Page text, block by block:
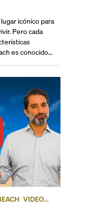
de restaurantes en el interior y al aire libre, un centro comercial, un salón exclusivo para propietarios donde se sirven desayunos continentales y cócteles, servicio de cobertura, conserjería las 24 horas y los 7 días de la semana y más. Los propietarios también pueden alquilar sus unidades a través del programa de alquiler del hotel. Aquí, puedes consultar las residencias disponibles en Fontainebleau II Tresor para venta y alquiler. --- ## Y el ganador del mejor condominio en Mid-Beach más lujoso es . . . --- ## 1\. Faena House – 3315 Collins Avenue, Mid-Beach Precio medio de venta: $5.000/ft² Este elegante edificio de ultralujo es el corazón de lo que ahora se ha convertido en el famoso Distrito Faena de Mid-Beach. Este edificio situado frente al mar cuenta con 41 apartamentos distribuidos en 17 plantas, cada uno de ellos con interiores personalizados de Foster+Partners y balcones extra grandes de hasta 11 m. Los servicios incluyen un completo spa con salas de vapor y sauna separadas para hombres y mujeres, un TechnoGym con vistas al mar, una sala de juegos para niños, un club de playa privado con todos los servicios, una piscina ajardinada y espacios al aire libre. Aquí, puedes consultar las residencias disponibles en Faena House para venta y alquiler. ¿Quieres ver más condominios de lujo en Miami Beach? Revisa nuestra lista completa. --- ## ​Proyectos de preconstrucción de primera categoría en Mid-Beach --- ### The Perigon - 5333 Collins Ave, Mid-Beach The Perigon es una obra maestra de arquitectura de OMA New York de Rem Koolhaas, aclamada internacionalmente. Con The Perigon, esta firma se especializará en la vida de lujo frente al mar. Será una torre frente al mar de 17 pisos con certificación LEED Gold, que albergará 83 residencias de edición limitada. Estará construida con materiales sostenibles y contará con impresionantes residencias con interiores de Tara Bernerd de Londres, vistas directas al agua, terrazas envolventes de tres a cuatro metros de profundidad, cocinas de estilo italiano con mármol pulido y pisos de piedra natural en los baños principales. Las comodidades incluyen un restaurante exclusivo frente al mar de un chef de renombre, acceso directo a la playa, una piscina junto a la playa con spa al aire libre y cabañas, un spa privado, un bar de estilo clandestino, una sala de vinos, una sala de juegos para niños y áreas de meditación con vistas al mar. ### **Aman Hotel & Residences - 3425 Collins Ave, Mid-Beach** El Aman Hotel and Residences es la versión restaurada del histórico Hotel Versailles, que se encuentra ubicada en el tranquilo paseo marítimo de Mid-Beach. Fue diseñada por Revuelta Architecture y el arquitecto japonés Kengo Kuma. Contará con dos edificios, con 23 condominios de lujo y 56 habitaciones de hotel en la parte renovada del hotel, y una torre de condominios de 16 pisos con 41 espaciosas residencias. La torre de condominios tendrá una fachada moderna y curvilínea y permitirá el alquiler a corto plazo. Los servicios incluirán una piscina en la azotea con un restaurante y un bar, un spa de categoría mundial y otro restaurante en la planta baja de la torre de apartamentos. ## — ¿Qué tan seguro es Mid-Beach? Ser el primo más tra
VIDEO